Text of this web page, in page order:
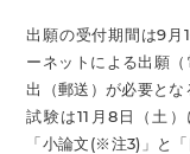
出願の受付期間は9月
ーネットによる出願
出（郵送）が必要とな
試験は11月8日（土
「小論文(※注3)」と